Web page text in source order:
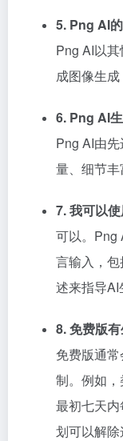
5. Png AI
Png AI以
成图像生成
6. Png AI
Png AI由
量、细节丰
7. 我可以
可以。Png
言输入，
述来指导AI
8. 免费版
免费版通
制。例如
最初七天
划可以解除